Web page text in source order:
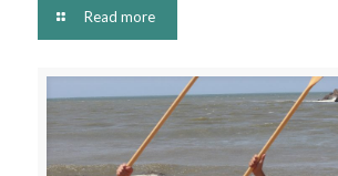
Read more